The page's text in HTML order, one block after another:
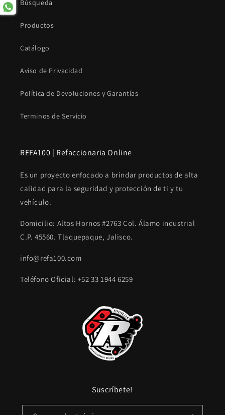
Búsqueda
Productos
Catálogo
Aviso de Privacidad
Política de Devoluciones y Garantías
Terminos de Servicio
REFA100 | Refaccionaria Online
Es un proyecto enfocado a brindar productos de alta
calidad para la seguridad y protección de ti y tu
vehículo.
Domicilio: Altos Hornos #2763 Col. Álamo industrial
C.P. 45560. Tlaquepaque, Jalisco.
info@refa100.com
Teléfono Oficial: +52 33 1944 6259
Suscríbete!